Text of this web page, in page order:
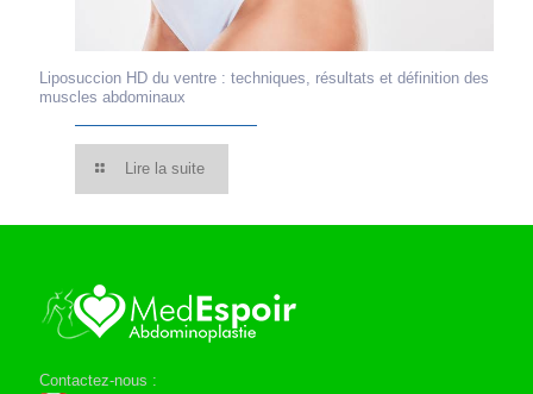
Liposuccion HD du ventre : techniques, résultats et définition des
muscles abdominaux
Lire la suite
Contactez-nous :